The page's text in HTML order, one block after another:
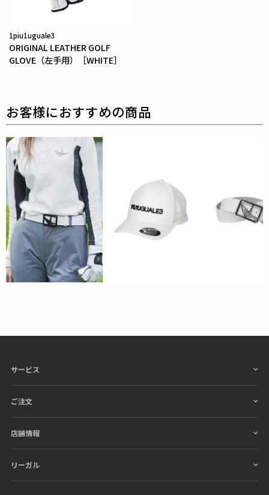
1piu1uguale3
ORIGINAL LEATHER GOLF
GLOVE（左手用）［WHITE］
サービス
ご注文
店舗情報
リーガル